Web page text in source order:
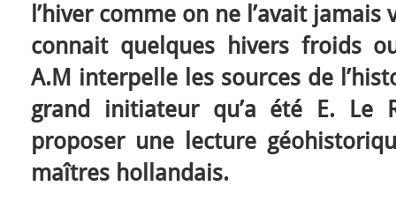
l’hiver comme on ne l’avait
connait quelques hivers froids
A.M interpelle les sources de
grand initiateur qu’a été E. Le
proposer une lecture
maîtres hollandais.